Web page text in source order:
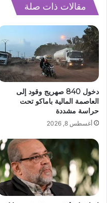
مقالات ذات صلة
دخول 840 صهريج وقود إلى
العاصمة المالية باماكو تحت
حراسة مشددة
أغسطس 8, 2026